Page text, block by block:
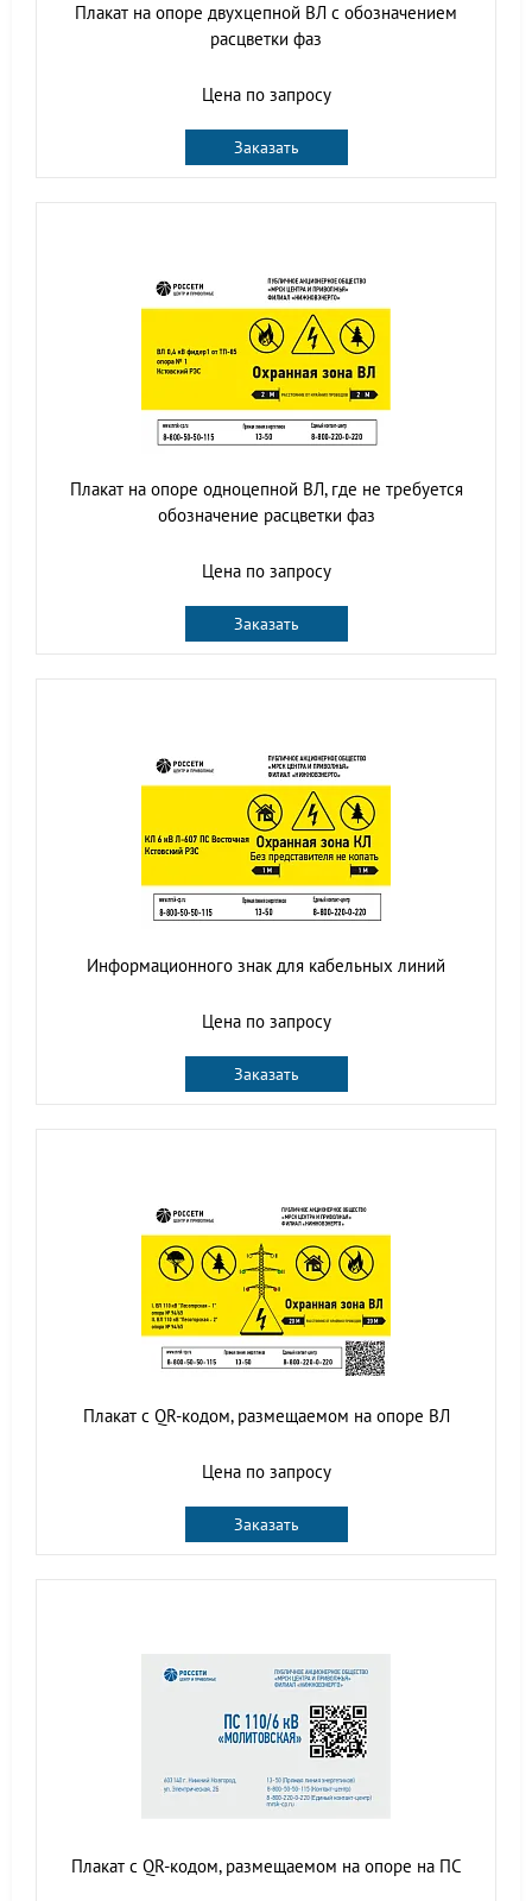
Плакат на опоре двухцепной ВЛ с обозначением
расцветки фаз
Цена по запросу
Заказать
Плакат на опоре одноцепной ВЛ, где не требуется
обозначение расцветки фаз
Цена по запросу
Заказать
Информационного знак для кабельных линий
Цена по запросу
Заказать
Плакат с QR-кодом, размещаемом на опоре ВЛ
Цена по запросу
Заказать
Плакат с QR-кодом, размещаемом на опоре на ПС